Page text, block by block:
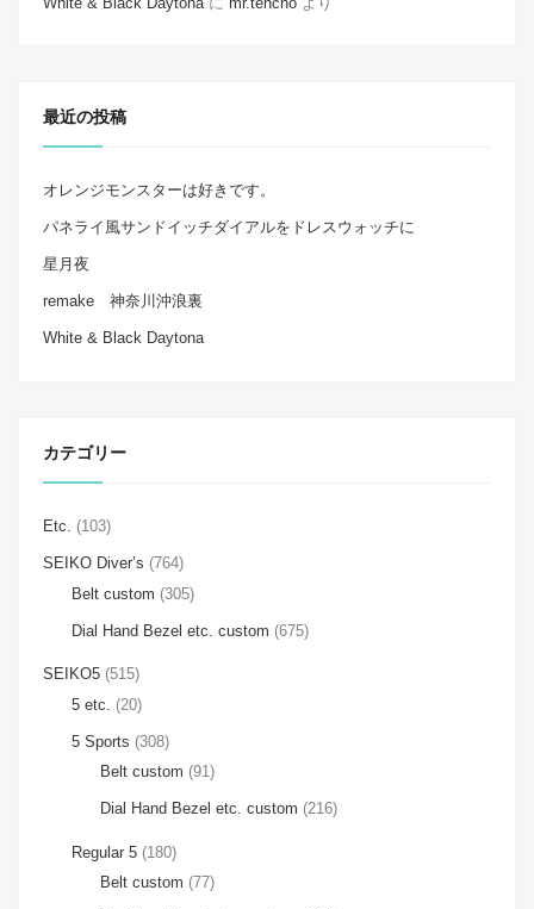
最近の投稿
オレンジモンスターは好きです。
パネライ風サンドイッチダイアルをドレスウォッチに
星月夜
remake 神奈川沖浪裏
White & Black Daytona
カテゴリー
Etc. (103)
SEIKO Diver’s (764)
Belt custom (305)
Dial Hand Bezel etc. custom (675)
SEIKO5 (515)
5 etc.
(20)
5 Sports (308)
Belt custom (91)
Dial Hand Bezel etc. custom (216)
Regular 5 (180)
Belt custom (77)